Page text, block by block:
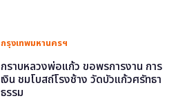
กรุงเทพมหานครฯ
กราบหลวงพ่อแก้ว ขอพรการงาน การ
เงิน ชมโบสถ์โรงช้าง วัดบัวแก้วศรัทธา
ธรรม